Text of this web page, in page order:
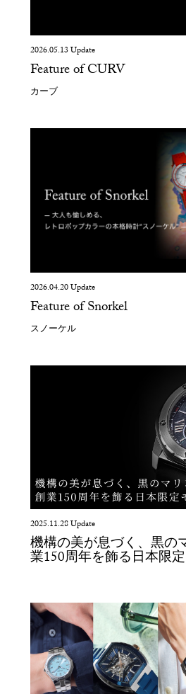
2026.05.13 Update
Feature of CURV
カーブ
2026.04.20 Update
Feature of Snorkel
スノーケル
2025.11.28 Update
機構の美が息づく、黒の
業150周年を飾る日本限